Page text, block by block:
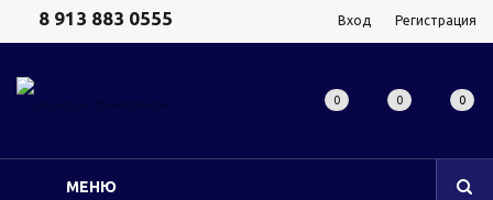
8 913 883 0555 Вход Регистрация
МЕНЮ
0 0 0